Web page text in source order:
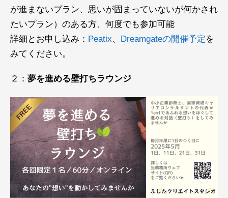
が進まないプラン、思いが固まっていないが何かされ
たいプラン）のある方、何度でも参加可能
詳細とお申し込み： Peatix、 Dreamgateの開催予定 を
みてください。
２： 夢を進める壁打ちラウンジ